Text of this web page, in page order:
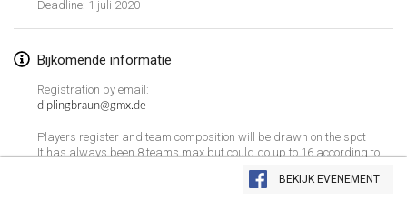
Weergave lijst
Deadline: 1 juli 2020
Bijkomende informatie
Registration by email:
diplingbraun@gmx.de
Players register and team composition will be drawn on the spot
It has always been 8 teams max but could go up to 16 according to
BEKIJK EVENEMENT
Open de l'Ourse
Möl'Krêpes
1 feb. 2020|Frankrijk
Liekki Cup